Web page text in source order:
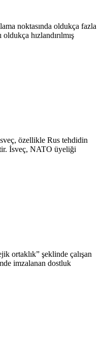
noktasında oldukça fazla
hızlandırılmış
özellikle Rus tehdidin
İsveç, NATO üyeliği
ortaklık” şeklinde çalışan
imzalanan dostluk